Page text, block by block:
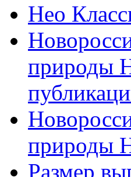
Нео
природы
природы
Размер